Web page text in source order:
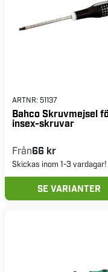
ARTNR: 51137
Bahco Skruvmejsel
insex-skruvar
Från66 kr
Skickas inom 1-3 vardagar!
SE VARIANTER